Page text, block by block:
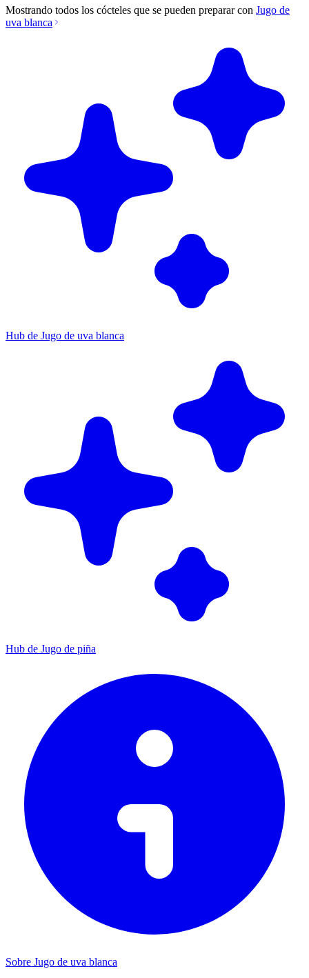
Mostrando todos los cócteles que se pueden preparar con Jugo de
uva blanca
Hub de Jugo de uva blanca
Hub de Jugo de piña
Sobre Jugo de uva blanca